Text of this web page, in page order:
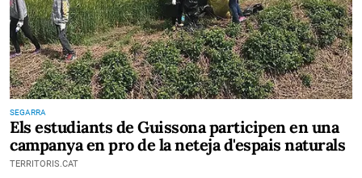
SEGARRA
Els estudiants de Guissona participen en una
campanya en pro de la neteja d'espais naturals
TERRITORIS.CAT